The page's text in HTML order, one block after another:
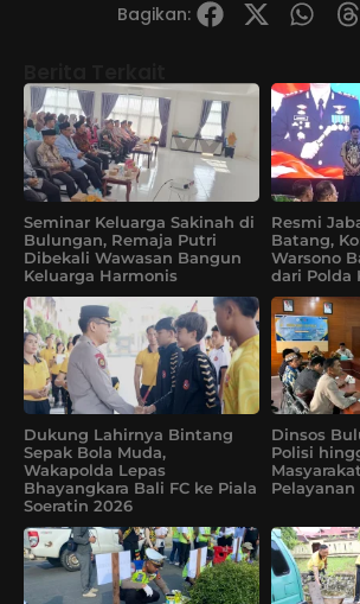
Bagikan:
Seminar Keluarga Sakinah di
Bulungan, Remaja Putri
Dibekali Wawasan Bangun
Keluarga Harmonis
Resmi
Batang,
Warsono
dari Polda
Dukung Lahirnya Bintang
Sepak Bola Muda,
Wakapolda Lepas
Bhayangkara Bali FC ke Piala
Soeratin 2026
Dinsos
Polisi